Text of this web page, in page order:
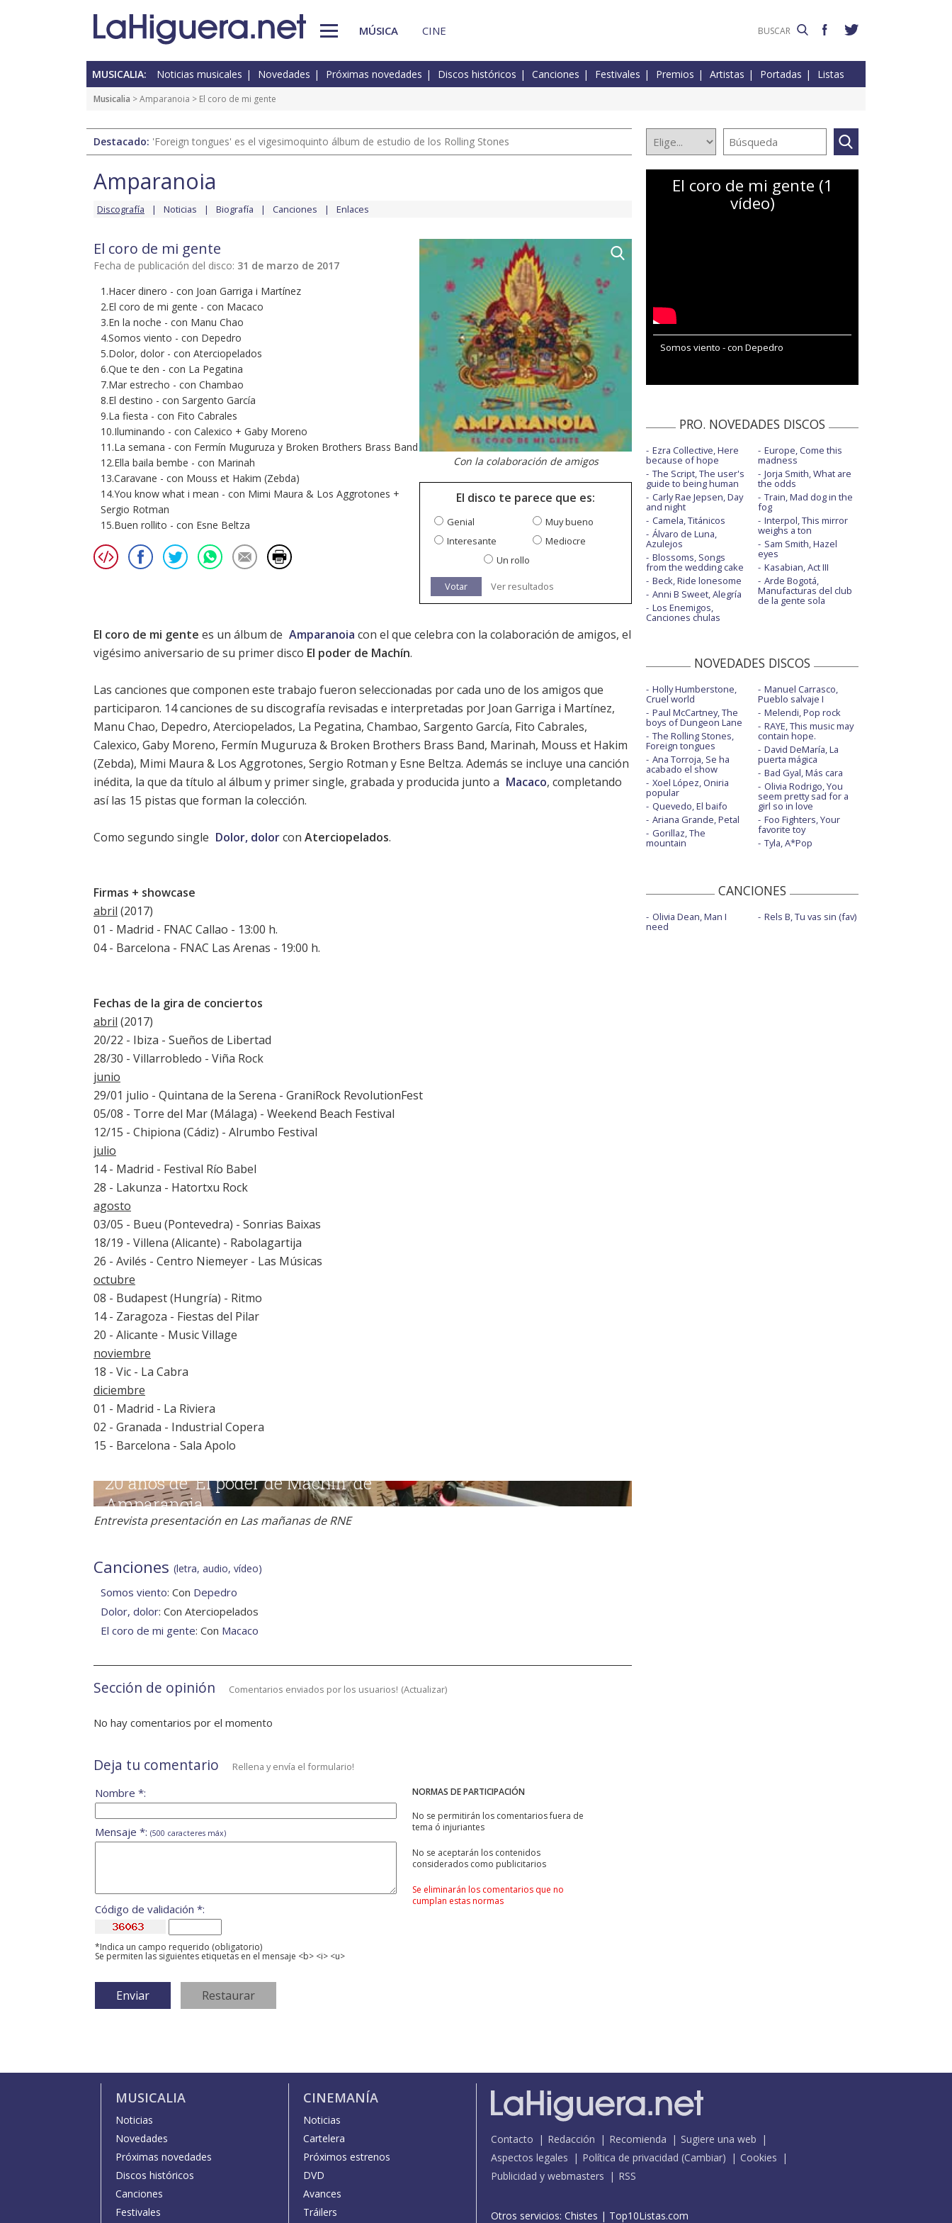
MÚSICA CINE
MUSICALIA: Noticias musicales Novedades Próximas novedades Discos históricos Canciones Festivales Premios Artistas Portadas Listas
Musicalia >Amparanoia > El coro de mi gente
Destacado: 'Foreign tongues' es el vigesimoquinto álbum de estudio de los Rolling Stones
Amparanoia
Discografía Noticias Biografía Canciones Enlaces
El coro de mi gente
Fecha de publicación del disco: 31 de marzo de 2017
1.Hacer dinero - con Joan Garriga i Martínez
2.El coro de mi gente - con Macaco
3.En la noche - con Manu Chao
4.Somos viento - con Depedro
5.Dolor, dolor - con Aterciopelados
6.Que te den - con La Pegatina
7.Mar estrecho - con Chambao
8.El destino - con Sargento García
9.La fiesta - con Fito Cabrales
10.Iluminando - con Calexico + Gaby Moreno
11.La semana - con Fermín Muguruza y Broken Brothers Brass Band
12.Ella baila bembe - con Marinah
13.Caravane - con Mouss et Hakim (Zebda)
14.You know what i mean - con Mimi Maura & Los Aggrotones +
Sergio Rotman
15.Buen rollito - con Esne Beltza
Con la colaboración de amigos
El disco te parece que es:
Genial
Muy bueno
Interesante
Mediocre
Un rollo
Votar Ver resultados
El coro de mi gente es un álbum de Amparanoia con el que celebra con la colaboración de amigos, el
vigésimo aniversario de su primer disco El poder de Machín.
Las canciones que componen este trabajo fueron seleccionadas por cada uno de los amigos que
participaron. 14 canciones de su discografía revisadas e interpretadas por Joan Garriga i Martínez,
Manu Chao, Depedro, Aterciopelados, La Pegatina, Chambao, Sargento García, Fito Cabrales,
Calexico, Gaby Moreno, Fermín Muguruza & Broken Brothers Brass Band, Marinah, Mouss et Hakim
(Zebda), Mimi Maura & Los Aggrotones, Sergio Rotman y Esne Beltza. Además se incluye una canción
inédita, la que da título al álbum y primer single, grabada y producida junto a Macaco, completando
así las 15 pistas que forman la colección.
Como segundo single Dolor, dolorcon Aterciopelados.
Firmas + showcase
abril (2017)
01 - Madrid - FNAC Callao - 13:00 h.
04 - Barcelona - FNAC Las Arenas - 19:00 h.
Fechas de la gira de conciertos
abril (2017)
20/22 - Ibiza - Sueños de Libertad
28/30 - Villarrobledo - Viña Rock
junio
29/01 julio - Quintana de la Serena - GraniRock RevolutionFest
05/08 - Torre del Mar (Málaga) - Weekend Beach Festival
12/15 - Chipiona (Cádiz) - Alrumbo Festival
julio
14 - Madrid - Festival Río Babel
28 - Lakunza - Hatortxu Rock
agosto
03/05 - Bueu (Pontevedra) - Sonrias Baixas
18/19 - Villena (Alicante) - Rabolagartija
26 - Avilés - Centro Niemeyer - Las Músicas
octubre
08 - Budapest (Hungría) - Ritmo
14 - Zaragoza - Fiestas del Pilar
20 - Alicante - Music Village
noviembre
18 - Vic - La Cabra
diciembre
01 - Madrid - La Riviera
02 - Granada - Industrial Copera
15 - Barcelona - Sala Apolo
Entrevista presentación en Las mañanas de RNE
Canciones (letra, audio, vídeo)
Somos viento: Con Depedro
Dolor, dolor: Con Aterciopelados
El coro de mi gente: Con Macaco
Sección de opinión Comentarios enviados por los usuarios! (Actualizar)
No hay comentarios por el momento
Deja tu comentario Rellena y envía el formulario!
NORMAS DE PARTICIPACIÓN
No se permitirán los comentarios fuera de
tema ó injuriantes
No se aceptarán los contenidos
considerados como publicitarios
Se eliminarán los comentarios que no
cumplan estas normas
Nombre *:
Mensaje *: (500 caracteres máx)
Código de validación *:
*Indica un campo requerido (obligatorio)
Se permiten las siguientes etiquetas en el mensaje <b> <i> <u>
El coro de mi gente (1
vídeo)
Somos viento - con Depedro
PRO. NOVEDADES DISCOS
Ezra Collective, Here
because of hope
The Script, The user's
guide to being human
Carly Rae Jepsen, Day
and night
Camela, Titánicos
Álvaro de Luna,
Azulejos
Blossoms, Songs
from the wedding cake
Beck, Ride lonesome
Anni B Sweet, Alegría
Los Enemigos,
Canciones chulas
Europe, Come this
madness
Jorja Smith, What are
the odds
Train, Mad dog in the
fog
Interpol, This mirror
weighs a ton
Sam Smith, Hazel
eyes
Kasabian, Act III
Arde Bogotá,
Manufacturas del club
de la gente sola
NOVEDADES DISCOS
Holly Humberstone,
Cruel world
Paul McCartney, The
boys of Dungeon Lane
The Rolling Stones,
Foreign tongues
Ana Torroja, Se ha
acabado el show
Xoel López, Oniria
popular
Quevedo, El baifo
Ariana Grande, Petal
Gorillaz, The
mountain
Manuel Carrasco,
Pueblo salvaje I
Melendi, Pop rock
RAYE, This music may
contain hope.
David DeMaría, La
puerta mágica
Bad Gyal, Más cara
Olivia Rodrigo, You
seem pretty sad for a
girl so in love
Foo Fighters, Your
favorite toy
Tyla, A*Pop
CANCIONES
Olivia Dean, Man I
need
Rels B, Tu vas sin (fav)
MUSICALIA
Noticias
Novedades
Próximas novedades
Discos históricos
Canciones
Festivales
CINEMANÍA
Noticias
Cartelera
Próximos estrenos
DVD
Avances
Tráilers
Contacto Redacción Recomienda
Sugiere una web
Aspectos legales
Política de privacidad (Cambiar)
Cookies
Publicidad y webmasters
RSS
Otros servicios: Chistes | Top10Listas.com